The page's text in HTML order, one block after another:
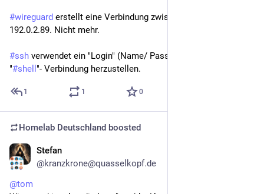
#wireguard erstellt eine Verbindung zwischen 192.0.2.88 und
192.0.2.89. Nicht mehr.
#ssh verwendet ein "Login" (Name/ Passwort) um eine
"#shell "- Verbindung herzustellen.
1 1 0
Homelab Deutschland boosted
Stefan
@kranzkrone@quasselkopf.de
@tom